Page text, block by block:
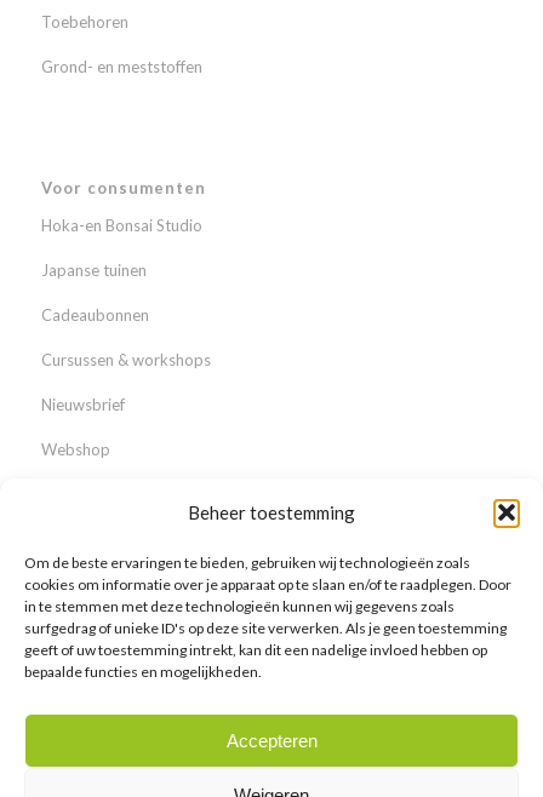
Beheer toestemming
Om de beste ervaringen te bieden, gebruiken wij technologieën zoals
cookies om informatie over je apparaat op te slaan en/of te raadplegen. Door
in te stemmen met deze technologieën kunnen wij gegevens zoals
surfgedrag of unieke ID's op deze site verwerken. Als je geen toestemming
geeft of uw toestemming intrekt, kan dit een nadelige invloed hebben op
bepaalde functies en mogelijkheden.
Accepteren
Toebehoren
Grond- en meststoffen
Voor consumenten
Hoka-en Bonsai Studio
Japanse tuinen
Cadeaubonnen
Cursussen & workshops
Nieuwsbrief
Webshop
Over ons
Waarom Lodder Bonsai?
Nieuws & Events